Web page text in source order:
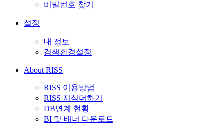
비밀번호 찾기
설정
내 정보
검색환경설정
About RISS
RISS 이용방법
RISS 지식더하기
DB연계 현황
BI 및 배너 다운로드